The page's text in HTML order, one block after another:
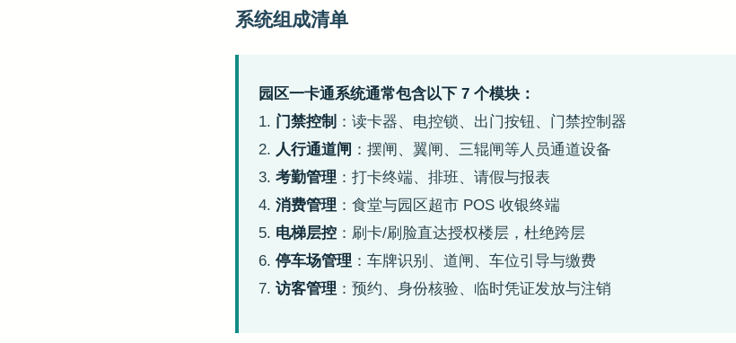
系统组成清单
园区一卡通系统通常包含以下 7 个模块：
1. 门禁控制 ：读卡器、电控锁、出门按钮、门禁控制器
2. 人行通道闸 ：摆闸、翼闸、三辊闸等人员通道设备
3. 考勤管理 ：打卡终端、排班、请假与报表
4. 消费管理 ：食堂与园区超市 POS 收银终端
5. 电梯层控 ：刷卡/刷脸直达授权楼层，杜绝跨层
6. 停车场管理 ：车牌识别、道闸、车位引导与缴费
7. 访客管理 ：预约、身份核验、临时凭证发放与注销